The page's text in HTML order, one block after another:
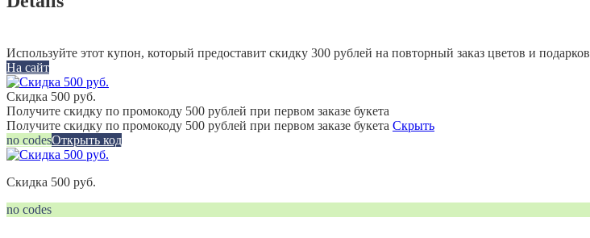
Используйте этот купон, который предоставит скидку 300 рублей на повторный заказ цветов и подарков
На сайт
Скидка 500 руб.
Получите скидку по промокоду 500 рублей при первом заказе букета
Получите скидку по промокоду 500 рублей при первом заказе букета Скрыть
no codesОткрыть код
Скидка 500 руб.
no codes